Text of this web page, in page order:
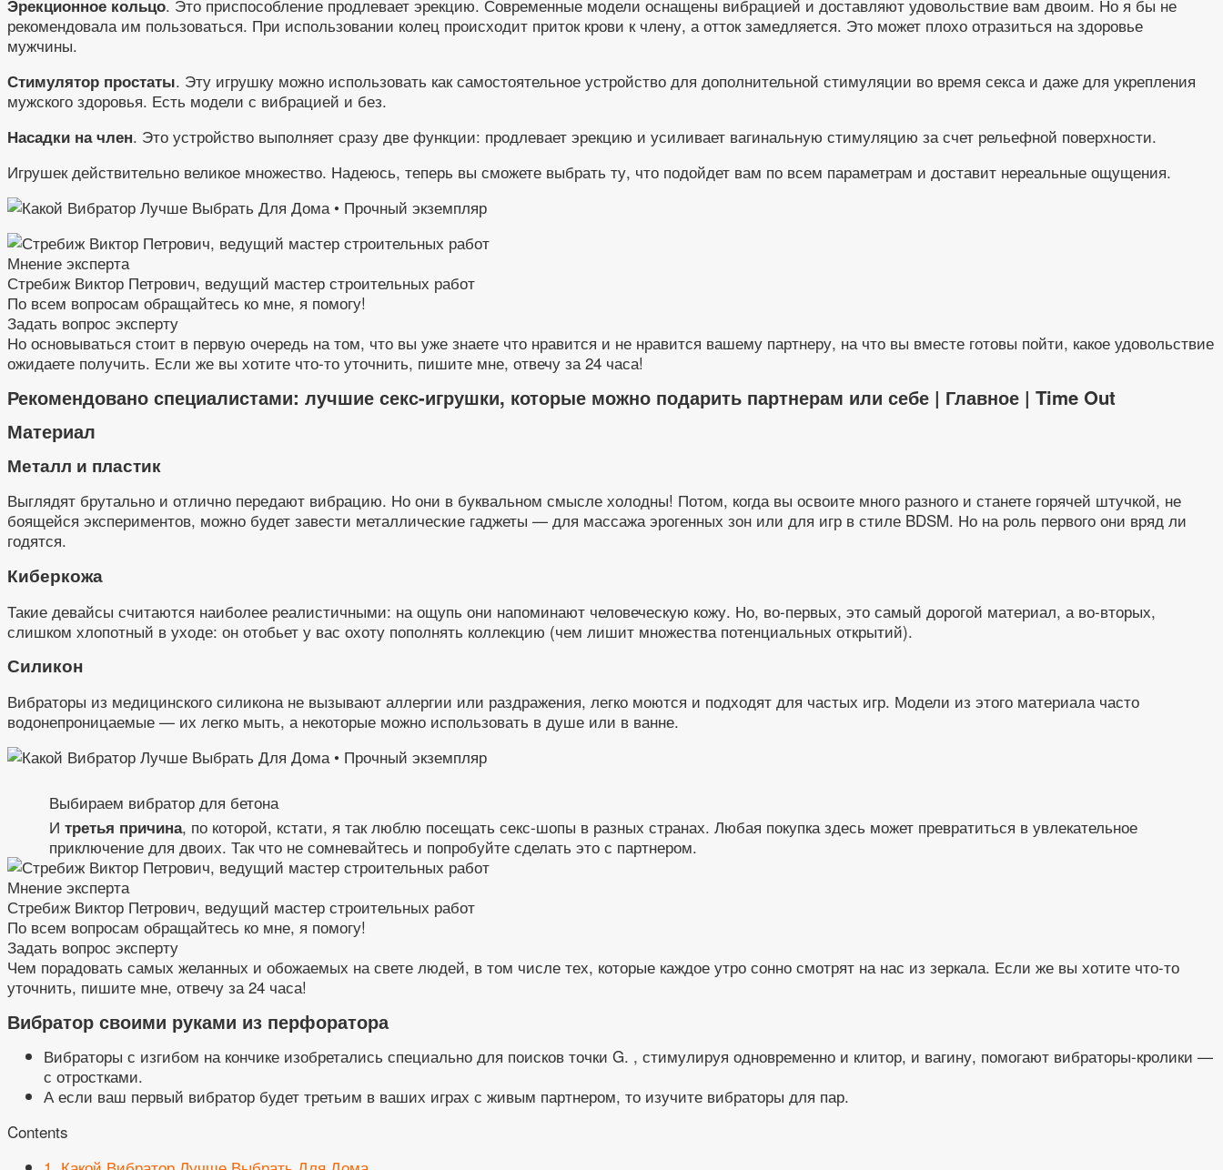
Эрекционное кольцо. Это приспособление продлевает эрекцию. Современные модели оснащены вибрацией и доставляют удовольствие вам двоим. Но я бы не
рекомендовала им пользоваться. При использовании колец происходит приток крови к члену, а отток замедляется. Это может плохо отразиться на здоровье
мужчины.
Стимулятор простаты. Эту игрушку можно использовать как самостоятельное устройство для дополнительной стимуляции во время секса и даже для укрепления
мужского здоровья. Есть модели с вибрацией и без.
Насадки на член. Это устройство выполняет сразу две функции: продлевает эрекцию и усиливает вагинальную стимуляцию за счет рельефной поверхности.
Игрушек действительно великое множество. Надеюсь, теперь вы сможете выбрать ту, что подойдет вам по всем параметрам и доставит нереальные ощущения.
Мнение эксперта
Стребиж Виктор Петрович, ведущий мастер строительных работ
По всем вопросам обращайтесь ко мне, я помогу!
Задать вопрос эксперту
Но основываться стоит в первую очередь на том, что вы уже знаете что нравится и не нравится вашему партнеру, на что вы вместе готовы пойти, какое удовольствие
ожидаете получить. Если же вы хотите что-то уточнить, пишите мне, отвечу за 24 часа!
Рекомендовано специалистами: лучшие секс-игрушки, которые можно подарить партнерам или себе | Главное | Time Out
Материал
Металл и пластик
Выглядят брутально и отлично передают вибрацию. Но они в буквальном смысле холодны! Потом, когда вы освоите много разного и станете горячей штучкой, не
боящейся экспериментов, можно будет завести металлические гаджеты — для массажа эрогенных зон или для игр в стиле BDSM. Но на роль первого они вряд ли
годятся.
Киберкожа
Такие девайсы считаются наиболее реалистичными: на ощупь они напоминают человеческую кожу. Но, во-первых, это самый дорогой материал, а во-вторых,
слишком хлопотный в уходе: он отобьет у вас охоту пополнять коллекцию (чем лишит множества потенциальных открытий).
Силикон
Вибраторы из медицинского силикона не вызывают аллергии или раздражения, легко моются и подходят для частых игр. Модели из этого материала часто
водонепроницаемые — их легко мыть, а некоторые можно использовать в душе или в ванне.
Выбираем вибратор для бетона
И третья причина, по которой, кстати, я так люблю посещать секс-шопы в разных странах. Любая покупка здесь может превратиться в увлекательное
приключение для двоих. Так что не сомневайтесь и попробуйте сделать это с партнером.
Мнение эксперта
Стребиж Виктор Петрович, ведущий мастер строительных работ
По всем вопросам обращайтесь ко мне, я помогу!
Задать вопрос эксперту
Чем порадовать самых желанных и обожаемых на свете людей, в том числе тех, которые каждое утро сонно смотрят на нас из зеркала. Если же вы хотите что-то
уточнить, пишите мне, отвечу за 24 часа!
Вибратор своими руками из перфоратора
Вибраторы с изгибом на кончике изобретались специально для поисков точки G. , стимулируя одновременно и клитор, и вагину, помогают вибраторы-кролики —
с отростками.
А если ваш первый вибратор будет третьим в ваших играх с живым партнером, то изучите вибраторы для пар.
Contents